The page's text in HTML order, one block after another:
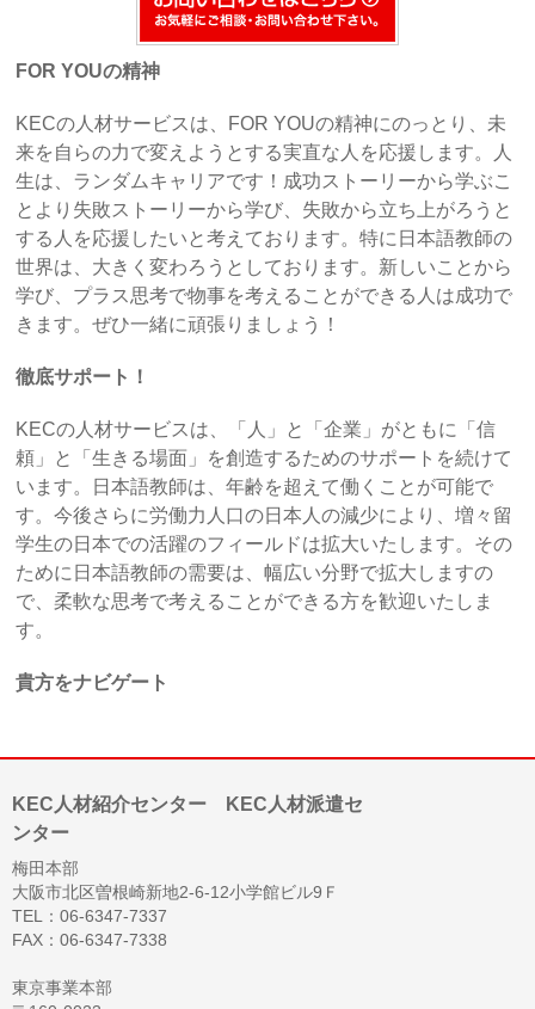
FOR YOUの精神
KECの人材サービスは、FOR YOUの精神にのっとり、未
来を自らの力で変えようとする実直な人を応援します。人
生は、ランダムキャリアです！成功ストーリーから学ぶこ
とより失敗ストーリーから学び、失敗から立ち上がろうと
する人を応援したいと考えております。特に日本語教師の
世界は、大きく変わろうとしております。新しいことから
学び、プラス思考で物事を考えることができる人は成功で
きます。ぜひ一緒に頑張りましょう！
徹底サポート！
KECの人材サービスは、「人」と「企業」がともに「信
頼」と「生きる場面」を創造するためのサポートを続けて
います。日本語教師は、年齢を超えて働くことが可能で
す。今後さらに労働力人口の日本人の減少により、増々留
学生の日本での活躍のフィールドは拡大いたします。その
ために日本語教師の需要は、幅広い分野で拡大しますの
で、柔軟な思考で考えることができる方を歓迎いたしま
す。
貴方をナビゲート
KEC人材紹介センター KEC人材派遣セ
ンター
梅田本部
大阪市北区曽根崎新地2-6-12小学館ビル9Ｆ
TEL：06-6347-7337
FAX：06-6347-7338
東京事業本部